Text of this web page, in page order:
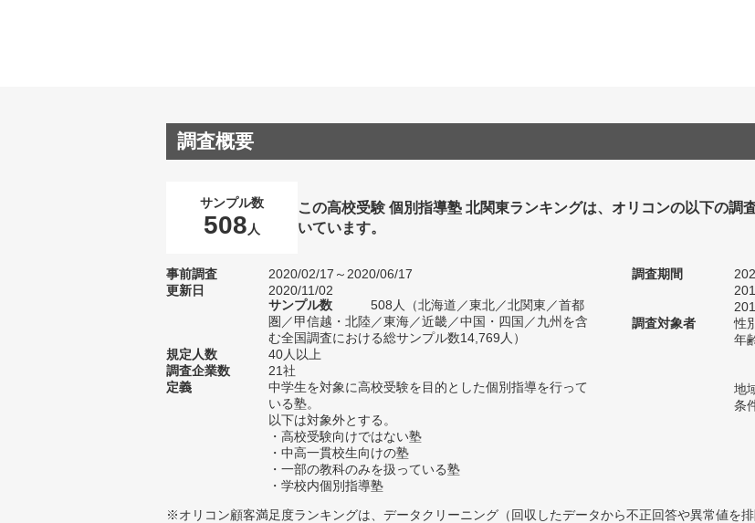
調査概要
サンプル数
508 人
この高校受験 個別指導塾 北関東ランキングは、オリコンの以下の調
いています。
事前調査
2020/02/17～2020/06/17
更新日
2020/11/02
サンプル数
508人（北海道／東北／北関東／首都
圏／甲信越・北陸／東海／近畿／中国・四国／九州を含
む全国調査における総サンプル数14,769人）
規定人数
40人以上
調査企業数
21社
定義
中学生を対象に高校受験を目的とした個別指導を行って
いる塾。
以下は対象外とする。
・高校受験向けではない塾
・中高一貫校生向けの塾
・一部の教科のみを扱っている塾
・学校内個別指導塾
調査期間
調査対象者
性
年
地
条
※オリコン顧客満足度ランキングは、データクリーニング（回収したデータから不正回答や異常値を排